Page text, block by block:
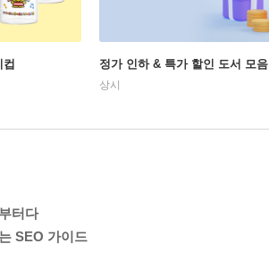
정가 인하 & 특가 할인 도서 모음
상시
터다
SEO 가이드